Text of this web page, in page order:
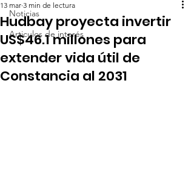
Noticias
Articulos de interés
Hudbay proyecta invertir
US$46.1 millones para
extender vida útil de
Constancia al 2031
13 mar 3 min de lectura